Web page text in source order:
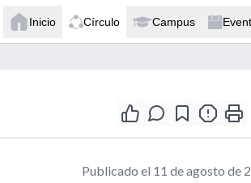
Inicio Círculo Campus
Publicado el 11 de agosto de